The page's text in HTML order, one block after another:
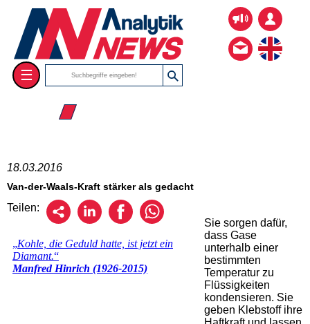
☰
☰ 2016
18.03.2016
Van-der-Waals-Kraft stärker als gedacht
Teilen:
Sie sorgen dafür,
dass Gase
unterhalb einer
bestimmten
Temperatur zu
Flüssigkeiten
kondensieren. Sie
geben Klebstoff ihre